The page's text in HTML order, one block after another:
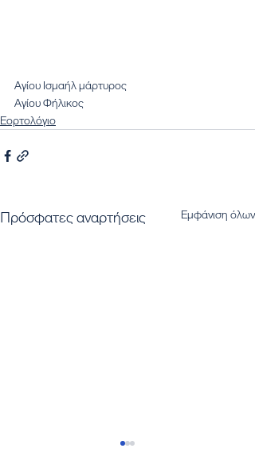
Αγίου Ισμαήλ μάρτυρος
Αγίου Φήλικος
Εορτολόγιο
Πρόσφατες αναρτήσεις Εμφάνιση όλων